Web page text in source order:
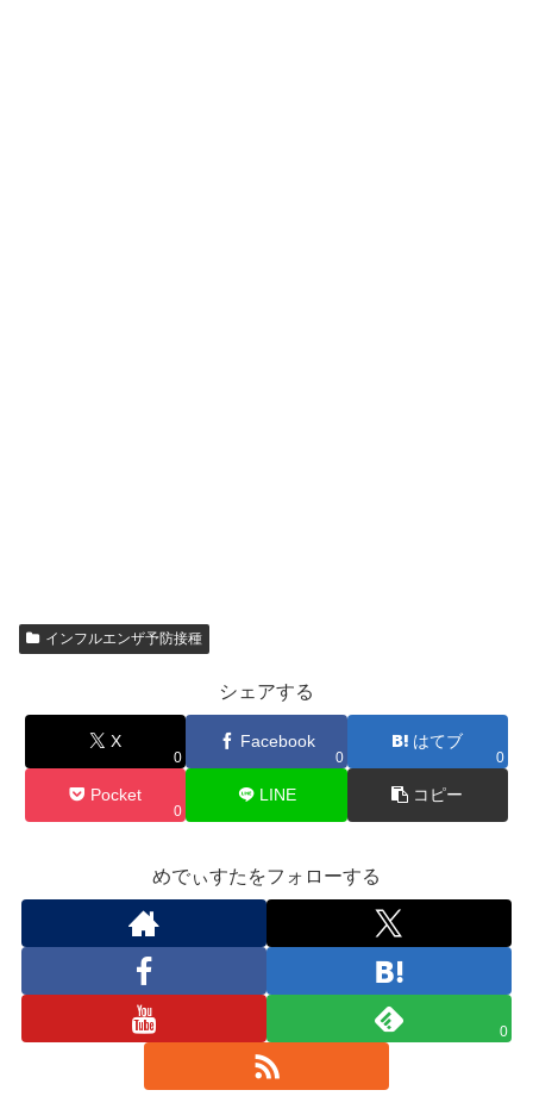
インフルエンザ予防接種
シェアする
X
0
Facebook
0
はてブ
0
Pocket
0
LINE コピー
めでぃすたをフォローする
0